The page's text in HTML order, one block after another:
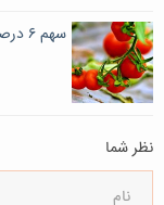
سهم ۶ درصدی گوجه فرنگی گلخانه‌ای در تولید
نظر شما